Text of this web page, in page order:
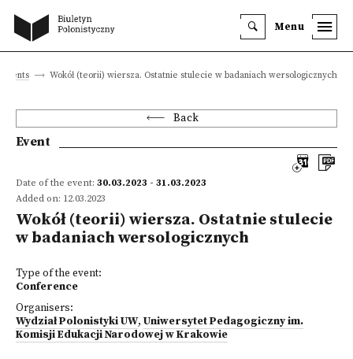
Menu
Events Wokół (teorii) wiersza. Ostatnie stulecie w badaniach wersologicznych
Back
Event
Date of the event: 30.03.2023 - 31.03.2023
Added on: 12.03.2023
Wokół (teorii) wiersza. Ostatnie stulecie
w badaniach wersologicznych
Type of the event:
Conference
Organisers:
Wydział Polonistyki UW, Uniwersytet Pedagogiczny im.
Komisji Edukacji Narodowej w Krakowie